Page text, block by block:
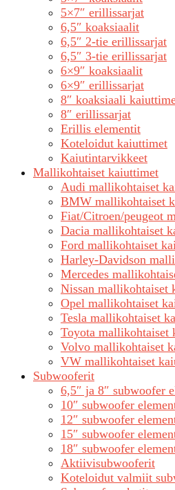
5×7″ erillissarjat
6,5″ koaksiaalit
6,5″ 2-tie erillissarjat
6,5″ 3-tie erillissarjat
6×9″ koaksiaalit
6×9″ erillissarjat
8″ koaksiaali
8″ erillissarjat
Erillis elementit
Koteloidut kaiuttimet
Kaiutintarvikkeet
Mallikohtaiset kaiuttimet
Audi mallikohtaiset
BMW mallikohtaiset
Fiat/Citroen/peugeot
Dacia mallikohtaiset
Ford mallikohtaiset
Harley-Davidson
Mercedes
Nissan mallikohtaiset
Opel mallikohtaiset
Tesla mallikohtaiset
Toyota mallikohtaiset
Volvo mallikohtaiset
VW mallikohtaiset
Subwooferit
6,5″ ja 8″ subwoofer
10″ subwoofer
12″ subwoofer
15″ subwoofer
18″ subwoofer
Aktiivisubwooferit
Koteloidut valmiit